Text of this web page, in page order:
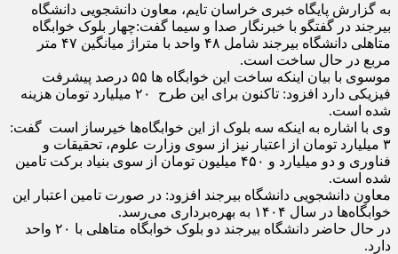
به گزارش پایگاه خبری خراسان تایم، معاون دانشجویی دانشگاه
بیرجند در گفتگو با خبرنگار صدا و سیما گفت:چهار بلوک خوابگاه
متاهلی دانشگاه بیرجند شامل ۴۸ واحد با متراژ میانگین ۴۷ متر
مربع در حال ساخت است.
موسوی با بیان اینکه ساخت این خوابگاه ها ۵۵ درصد پیشرفت
فیزیکی دارد افزود: تاکنون برای این طرح ۲۰ میلیارد تومان هزینه
شده است.
وی با اشاره به اینکه سه بلوک از این خوابگاه‌ها خیرساز است گفت:
۳ میلیارد تومان از اعتبار نیز از سوی وزارت علوم، تحقیقات و
فناوری و دو میلیارد و ۴۵۰ میلیون تومان از سوی بنیاد برکت تامین
شده است.
معاون دانشجویی دانشگاه بیرجند افزود: در صورت تامین اعتبار این
خوابگاه‌ها در سال ۱۴۰۴ به بهره‌برداری می‌رسد.
در حال حاضر دانشگاه بیرجند دو بلوک خوابگاه متاهلی با ۲۰ واحد
دارد.